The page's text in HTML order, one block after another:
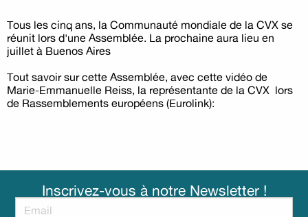
Tous les cinq ans, la Communauté mondiale de la CVX se
réunit lors d'une Assemblée. La prochaine aura lieu en
juillet à Buenos Aires
Tout savoir sur cette Assemblée, avec cette vidéo de
Marie-Emmanuelle Reiss, la représentante de la CVX lors
de Rassemblements européens (Eurolink):
Inscrivez-vous à notre Newsletter !